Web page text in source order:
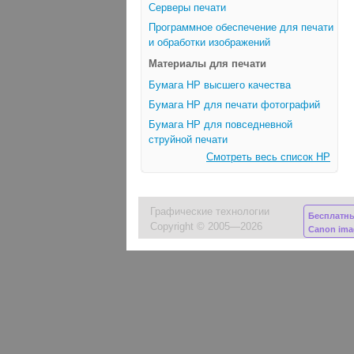
Серверы печати
Программное обеспечение для печати
и обработки изображений
Материалы для печати
Бумага HP высшего качества
Бумага HP для печати фотографий
Бумага HP для повседневной
струйной печати
Смотреть весь список HP
Графические технологии
Copyright © 2005—2026
Canon